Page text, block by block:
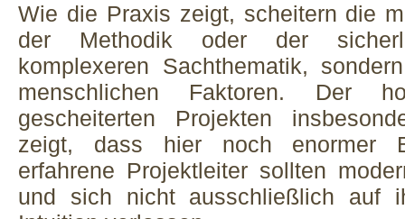
Wie die Praxis zeigt, scheitern die
der Methodik oder der
komplexeren Sachthematik,
menschlichen Faktoren. Der
gescheiterten Projekten
zeigt, dass hier noch enormer
erfahrene Projektleiter sollten
und sich nicht ausschließlich auf